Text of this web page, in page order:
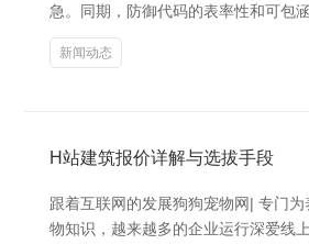
急。同期，防御代码的表率性和可包
新闻动态
H站建筑报价详解与选拔手段
跟着互联网的发展狗狗宠物网| 专门
物知识，越来越多的企业运行深爱线